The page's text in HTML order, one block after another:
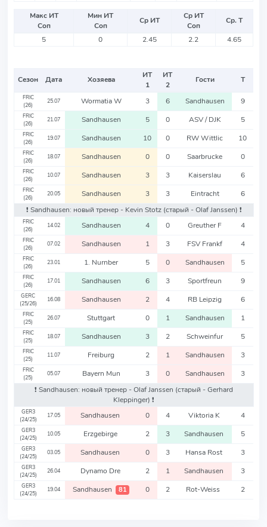
Макс ИТ
Соп
Мин ИТ
Соп
Ср ИТ
Ср ИТ
Соп
Ср. Т
5
0 2.45 2.2 4.65
Сезон Дата Хозяева
ИТ
1
ИТ
2
Гости Т
FRIC
(26)
25.07 Wormatia W 3 6 Sandhausen 9
FRIC
(26)
21.07 Sandhausen 5 0 ASV / DJK 5
FRIC
(26)
19.07 Sandhausen 10 0 RW Wittlic 10
FRIC
(26)
18.07 Sandhausen 0 0 Saarbrucke 0
FRIC
(26)
10.07 Sandhausen 3 3 Kaiserslau 6
FRIC
(26)
20.05 Sandhausen 3 3 Eintracht
6
❗️ Sandhausen: новый тренер - Kevin Stotz (старый - Olaf Janssen) ❗️
FRIC
(26)
14.02 Sandhausen 4 0 Greuther F 4
FRIC
(26)
07.02 Sandhausen 1 3 FSV Frankf 4
FRIC
(26)
23.01 1. Nurnber 5 0 Sandhausen 5
FRIC
(26)
17.01 Sandhausen 6 3 Sportfreun 9
GERC
(25/26)
16.08 Sandhausen 2 4 RB Leipzig 6
FRIC
(25)
26.07 Stuttgart 0 1 Sandhausen 1
FRIC
(25)
18.07 Sandhausen 3 2 Schweinfur 5
FRIC
(25)
11.07 Freiburg 2 1 Sandhausen 3
FRIC
(25)
05.07 Bayern Mun 3 0 Sandhausen
3
❗️ Sandhausen: новый тренер - Olaf Janssen (старый - Gerhard
Kleppinger) ❗️
GER3
(24/25)
17.05 Sandhausen 0 4 Viktoria K 4
GER3
(24/25)
10.05 Erzgebirge 2 3 Sandhausen 5
GER3
(24/25)
03.05 Sandhausen 0 3 Hansa Rost 3
GER3
(24/25)
26.04 Dynamo Dre 2 1 Sandhausen 3
GER3
(24/25)
19.04 Sandhausen 81 0 2 Rot-Weiss 2